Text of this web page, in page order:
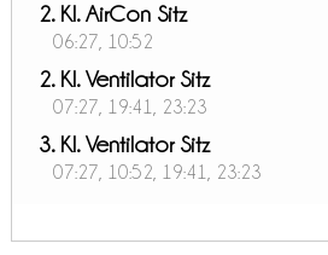
2. Kl. AirCon Sitz
06:27, 10:52
2. Kl. Ventilator Sitz
07:27, 19:41, 23:23
3. Kl. Ventilator Sitz
07:27, 10:52, 19:41, 23:23